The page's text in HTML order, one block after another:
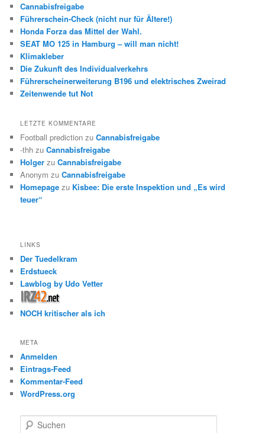
Cannabisfreigabe
Führerschein-Check (nicht nur für Ältere!)
Honda Forza das Mittel der Wahl.
SEAT MO 125 in Hamburg – will man nicht!
Klimakleber
Die Zukunft des Individualverkehrs
Führerscheinerweiterung B196 und elektrisches Zweirad
Zeitenwende tut Not
LETZTE KOMMENTARE
Football prediction zuCannabisfreigabe
-thh zuCannabisfreigabe
Holger zuCannabisfreigabe
Anonym zuCannabisfreigabe
Homepage zu Kisbee: Die erste Inspektion und „Es wird
teuer“
LINKS
Der Tuedelkram
Erdstueck
Lawblog by Udo Vetter
NOCH kritischer als ich
META
Anmelden
Eintrags-Feed
Kommentar-Feed
WordPress.org